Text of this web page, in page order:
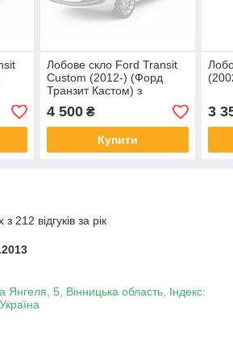
Лобове скло Ford Transit
Custom (2012-) (Форд
Транзит Кастом) з
датчиком дощу
4 500₴
Купити
3
212 відгуків за рік
Янгеля, 5, Вінницька область, Індекс: